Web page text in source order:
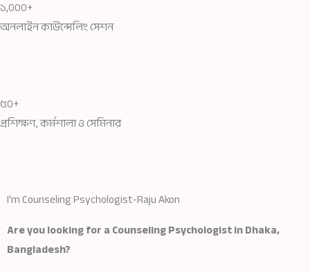
১,০০০+
অনলাইন কাউন্সেলিং সেশন
৫০+
প্রশিক্ষণ, কর্মশালা ও সেমিনার
I'm Counseling Psychologist-Raju Akon
Are you looking for a Counseling Psychologist in Dhaka,
Bangladesh?